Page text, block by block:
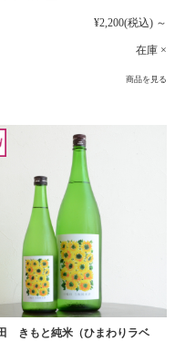
¥2,200(税込) ～
在庫 ×
商品を見る
きもと純米（ひまわりラベ